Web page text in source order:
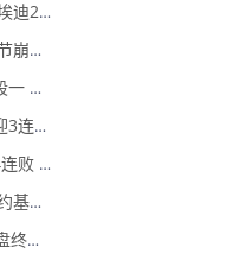
2025年12月01日 灰熊力挫国王 埃迪20中16轰新高32分&17板5帽 德罗赞23分
2025年12月01日 马刺3人20+末节崩盘负森林狼！爱德华兹32+6 兰德尔22+6+12
2025年12月01日 男篮世亚预阶段一 伊拉克男篮71 - 86伊朗男篮 全场集锦
2025年12月01日 火箭大胜爵士迎3连胜 杜兰特复出25+6 申京27+5 马尔卡宁18+8
2025年11月30日 独行侠送快船4连败 弗拉格新高35分 哈登19罚7失误 克莱23分
2025年11月30日 掘金轻取太阳 约基奇26+9+10 穆雷24分 狄龙27分
2025年11月30日 活塞拒22分翻盘终结热火6连胜 CC攻防致胜&29+8 维金斯31+6